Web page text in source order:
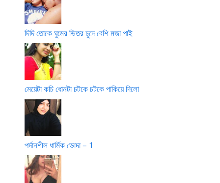
দিদি তোকে ঘুমের ভিতর চুদে বেশি মজা পাই
মেয়েটা কচি ধোনটা চটকে চটকে পাকিয়ে দিলো
পর্দানশীল ধার্মিক ভোদা – 1